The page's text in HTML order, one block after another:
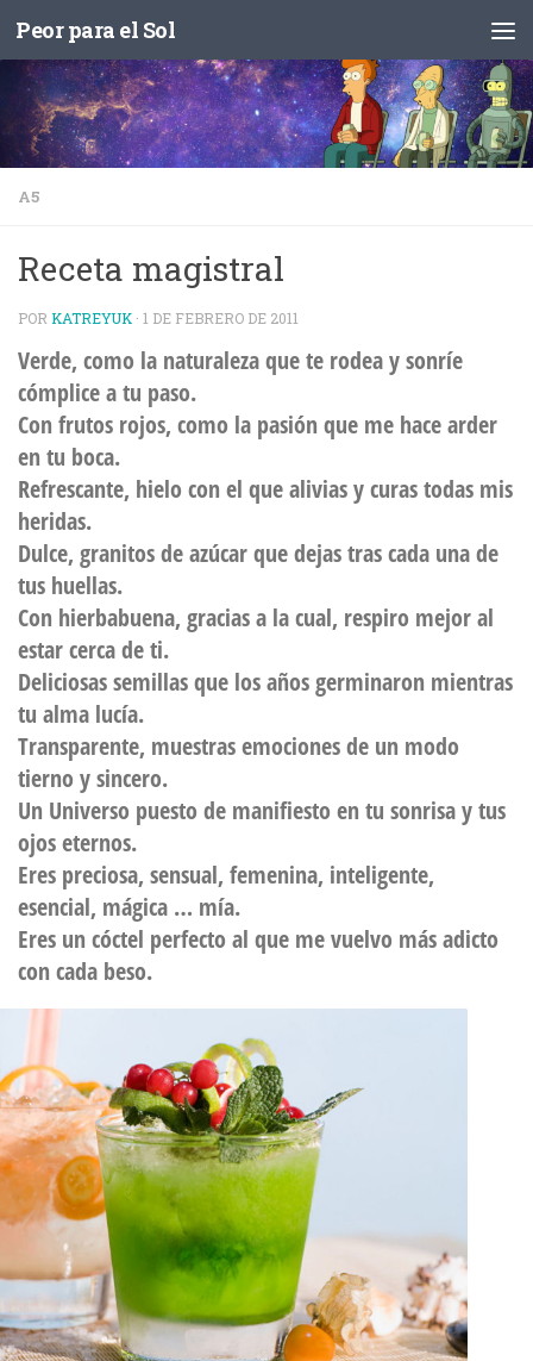
Saltar al contenido
Peor para el Sol
A5
Receta magistral
POR KATREYUK · 1 DE FEBRERO DE 2011
Verde, como la naturaleza que te rodea y sonríe
cómplice a tu paso.
Con frutos rojos, como la pasión que me hace arder
en tu boca.
Refrescante, hielo con el que alivias y curas todas mis
heridas.
Dulce, granitos de azúcar que dejas tras cada una de
tus huellas.
Con hierbabuena, gracias a la cual, respiro mejor al
estar cerca de ti.
Deliciosas semillas que los años germinaron mientras
tu alma lucía.
Transparente, muestras emociones de un modo
tierno y sincero.
Un Universo puesto de manifiesto en tu sonrisa y tus
ojos eternos.
Eres preciosa, sensual, femenina, inteligente,
esencial, mágica … mía.
Eres un cóctel perfecto al que me vuelvo más adicto
con cada beso.